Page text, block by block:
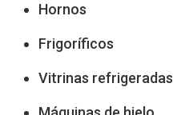
Hornos
Frigoríficos
Vitrinas refrigeradas